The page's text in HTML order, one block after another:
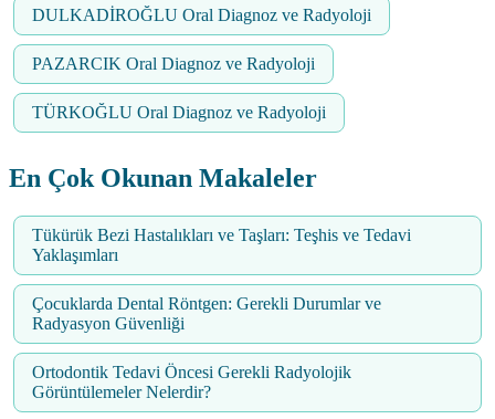
DULKADİROĞLU Oral Diagnoz ve Radyoloji
PAZARCIK Oral Diagnoz ve Radyoloji
TÜRKOĞLU Oral Diagnoz ve Radyoloji
En Çok Okunan Makaleler
Tükürük Bezi Hastalıkları ve Taşları: Teşhis ve Tedavi
Yaklaşımları
Çocuklarda Dental Röntgen: Gerekli Durumlar ve
Radyasyon Güvenliği
Ortodontik Tedavi Öncesi Gerekli Radyolojik
Görüntülemeler Nelerdir?